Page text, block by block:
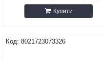
Купити
8021723073326